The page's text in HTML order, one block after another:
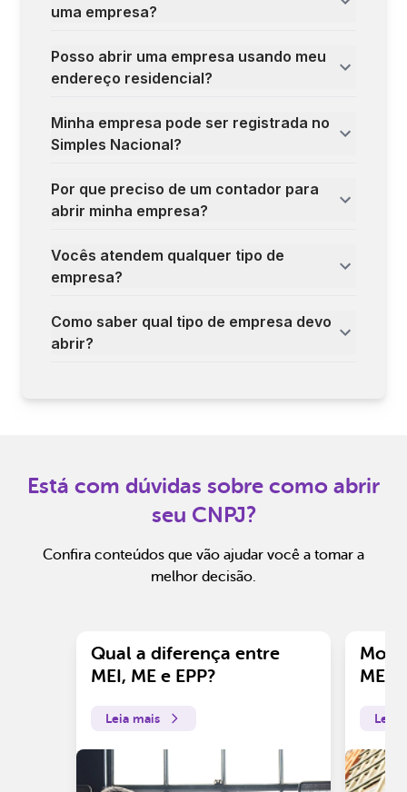
uma empresa?
Posso abrir uma empresa usando meu
endereço residencial?
Minha empresa pode ser registrada no
Simples Nacional?
Por que preciso de um contador para
abrir minha empresa?
Vocês atendem qualquer tipo de
empresa?
Como saber qual tipo de empresa devo
abrir?
Está com dúvidas sobre como abrir
seu CNPJ?
Confira conteúdos que vão ajudar você a tomar a
melhor decisão.
Qual a diferença entre
MEI, ME e EPP?
Leia mais
ME?
Leia